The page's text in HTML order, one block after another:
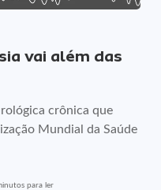
vai além das
crônica que
Mundial da Saúde
para ler